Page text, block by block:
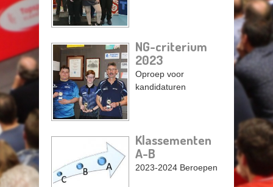
NG-criterium
2023
Oproep voor
kandidaturen
Klassementen
A-B
2023-2024 Beroepen